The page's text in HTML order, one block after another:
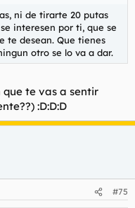
ni de tirarte 20 putas
interesen por ti, que se
te desean. Que tienes
otro se lo va a dar.
que te vas a sentir
:D:D:D
#75